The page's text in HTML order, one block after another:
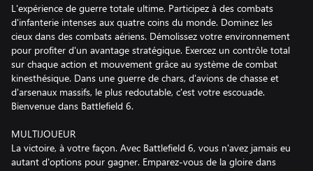
L'expérience de guerre totale ultime. Participez à des combats
d'infanterie intenses aux quatre coins du monde. Dominez les
cieux dans des combats aériens. Démolissez votre environnement
pour profiter d'un avantage stratégique. Exercez un contrôle total
sur chaque action et mouvement grâce au système de combat
kinesthésique. Dans une guerre de chars, d'avions de chasse et
d'arsenaux massifs, le plus redoutable, c'est votre escouade.
Bienvenue dans Battlefield 6.
MULTIJOUEUR
La victoire, à votre façon. Avec Battlefield 6, vous n'avez jamais eu
autant d'options pour gagner. Emparez-vous de la gloire dans